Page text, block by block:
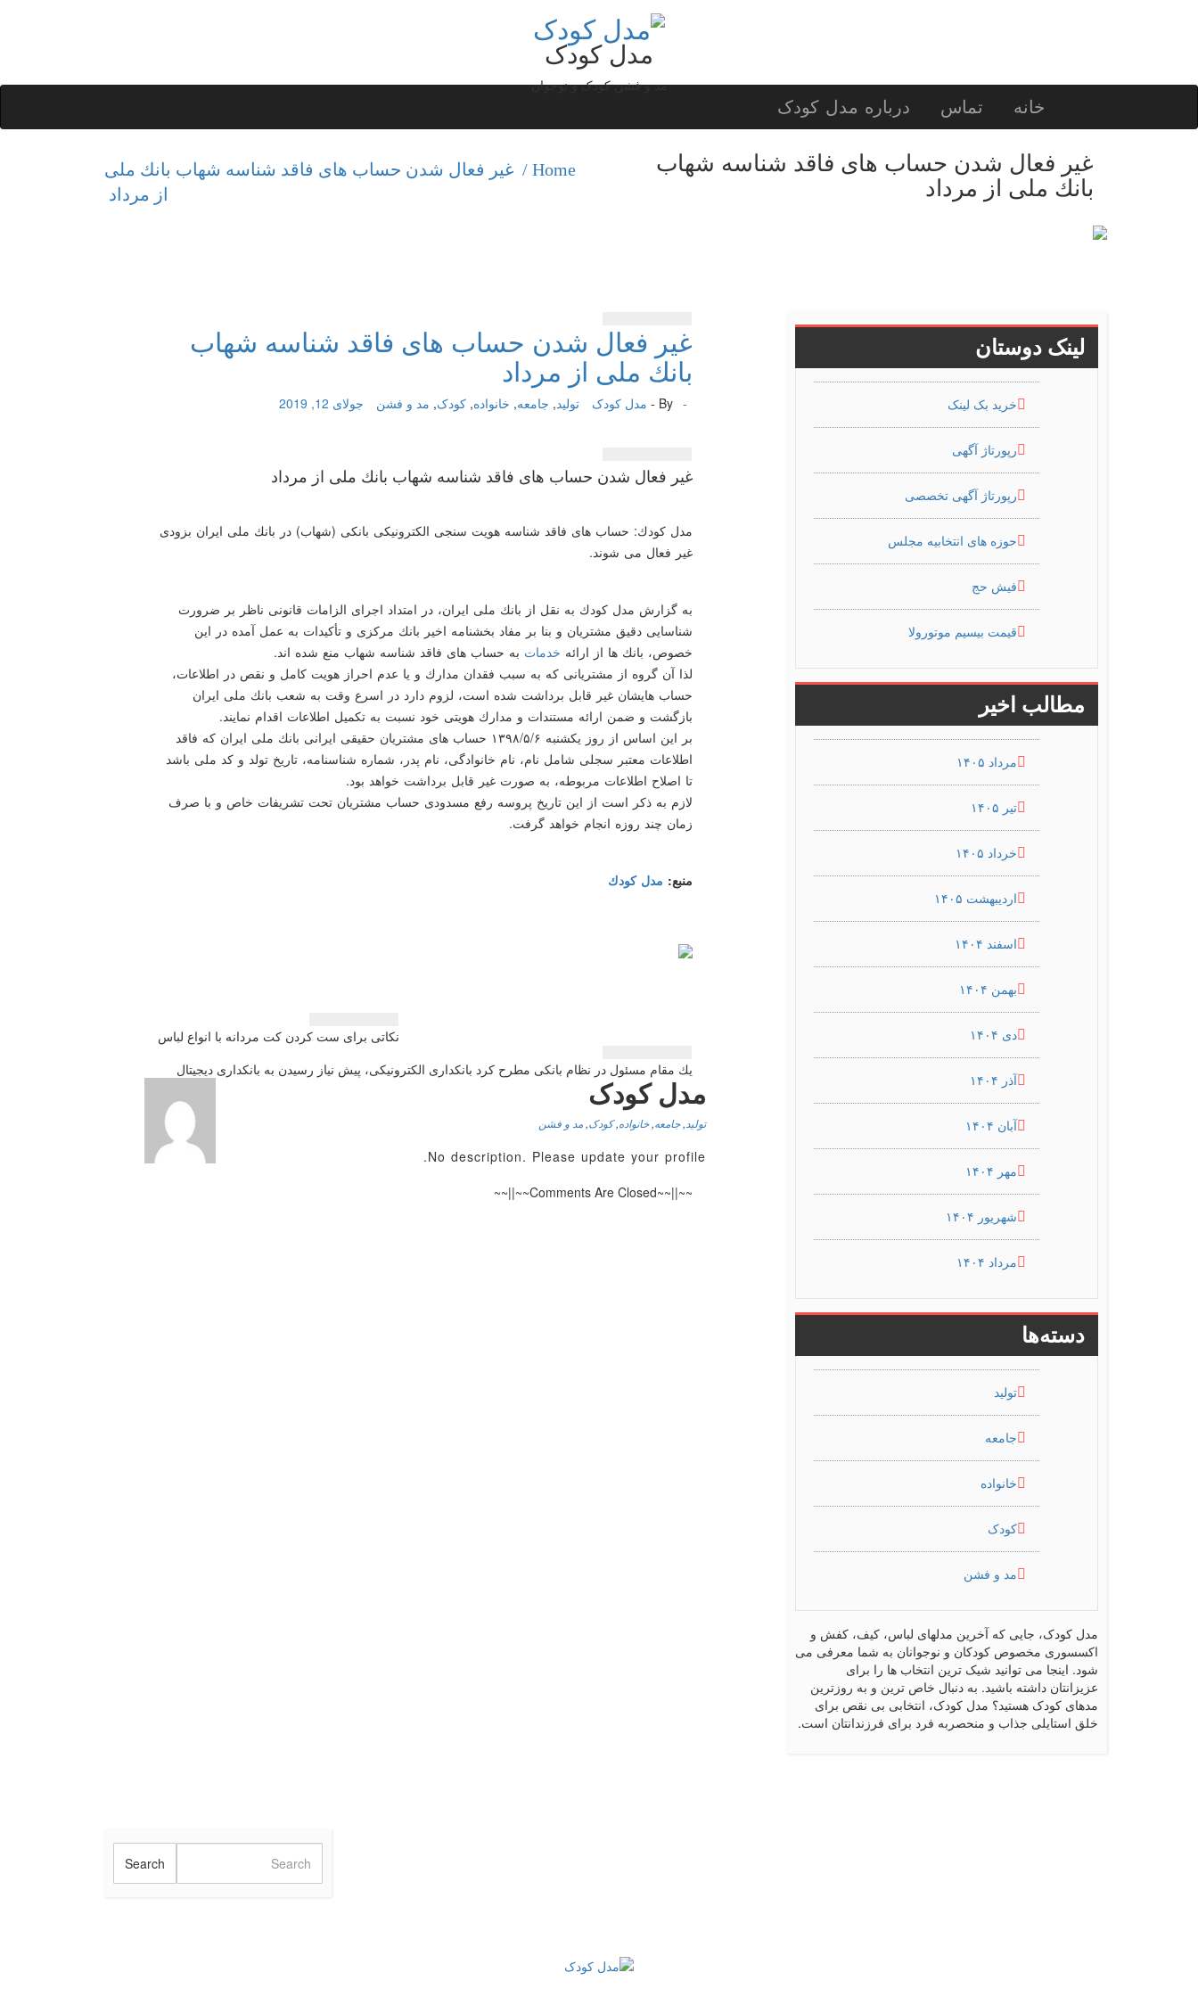
مدل کودک
مد و فشن کودک و نوجوان
خانه تماس درباره مدل کودک
Home /
غیر فعال شدن حساب های فاقد شناسه شهاب بانك ملی
از مرداد
غیر فعال شدن حساب های فاقد شناسه شهاب
بانك ملی از مرداد
غیر فعال شدن حساب های فاقد شناسه شهاب
بانك ملی از مرداد
By - مدل کودک تولید, جامعه, خانواده, کودک, مد و فشن جولای 12, 2019 -
غیر فعال شدن حساب های فاقد شناسه شهاب بانك ملی از مرداد
مدل كودك: حساب های فاقد شناسه هویت سنجی الكترونیكی بانكی (شهاب) در بانك ملی ایران بزودی
غیر فعال می شوند.
به گزارش مدل كودك به نقل از بانك ملی ایران، در امتداد اجرای الزامات قانونی ناظر بر ضرورت
شناسایی دقیق مشتریان و بنا بر مفاد بخشنامه اخیر بانك مركزی و تأكیدات به عمل آمده در این
خصوص، بانك ها از ارائه خدمات به حساب های فاقد شناسه شهاب منع شده اند.
لذا آن گروه از مشتریانی كه به سبب فقدان مدارك و یا عدم احراز هویت كامل و نقص در اطلاعات،
حساب هایشان غیر قابل برداشت شده است، لزوم دارد در اسرع وقت به شعب بانك ملی ایران
بازگشت و ضمن ارائه مستندات و مدارك هویتی خود نسبت به تكمیل اطلاعات اقدام نمایند.
بر این اساس از روز یكشنبه ۱۳۹۸/۵/۶ حساب های مشتریان حقیقی ایرانی بانك ملی ایران كه فاقد
اطلاعات معتبر سجلی شامل نام، نام خانوادگی، نام پدر، شماره شناسنامه، تاریخ تولد و كد ملی باشد
تا اصلاح اطلاعات مربوطه، به صورت غیر قابل برداشت خواهد بود.
لازم به ذكر است از این تاریخ پروسه رفع مسدودی حساب مشتریان تحت تشریفات خاص و با صرف
زمان چند روزه انجام خواهد گرفت.
منبع: مدل كودك
نوشته
نكاتی برای ست كردن كت مردانه با انواع لباس
یك مقام مسئول در نظام بانكی مطرح كرد بانكداری الكترونیكی، پیش نیاز رسیدن به بانكداری دیجیتال
مدل کودک
تولید ,جامعه,خانواده,کودک, مد و فشن
No description. Please update your profile.
~~||~~Comments Are Closed~~||~~
لینک دوستان
خرید بک لینک
رپورتاژ آگهی
رپورتاژ آگهی تخصصی
حوزه های انتخابیه مجلس
فیش حج
قیمت بیسیم موتورولا
مطالب اخیر
مرداد ۱۴۰۵
تیر ۱۴۰۵
خرداد ۱۴۰۵
اردیبهشت ۱۴۰۵
اسفند ۱۴۰۴
بهمن ۱۴۰۴
دی ۱۴۰۴
آذر ۱۴۰۴
آبان ۱۴۰۴
مهر ۱۴۰۴
شهریور ۱۴۰۴
مرداد ۱۴۰۴
دسته‌ها
تولید
جامعه
خانواده
کودک
مد و فشن
مدل کودک، جایی که آخرین مدلهای لباس، کیف، کفش و
اکسسوری مخصوص کودکان و نوجوانان به شما معرفی می
شود. اینجا می توانید شیک ترین انتخاب ها را برای
عزیزانتان داشته باشید. به دنبال خاص ترین و به روزترین
مدهای کودک هستید؟ مدل کودک، انتخابی بی نقص برای
خلق استایلی جذاب و منحصربه فرد برای فرزندانتان است.